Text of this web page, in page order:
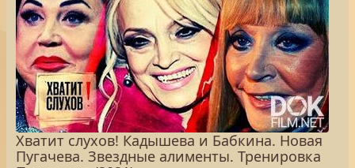
Хватит слухов! Кадышева и Бабкина. Новая
Пугачева. Звездные алименты. Тренировка